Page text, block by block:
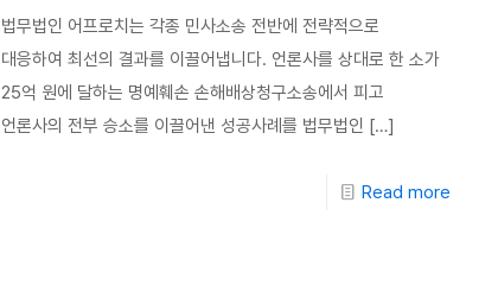
법무법인 어프로치는 각종 민사소송 전반에 전략적으로
대응하여 최선의 결과를 이끌어냅니다. 언론사를 상대로 한 소가
25억 원에 달하는 명예훼손 손해배상청구소송에서 피고
언론사의 전부 승소를 이끌어낸 성공사례를 법무법인 […]
Read more